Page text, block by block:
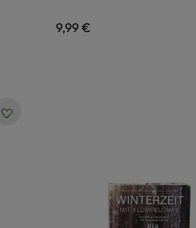
Regulärer Preis:
9,99 €